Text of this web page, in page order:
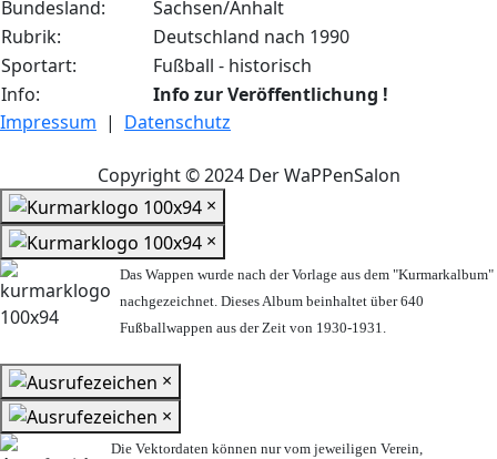
Bundesland:
Sachsen/Anhalt
Rubrik:
Deutschland nach 1990
Sportart:
Fußball - historisch
Info:
Info zur Veröffentlichung !
Impressum | Datenschutz
Copyright © 2024 Der WaPPenSalon
×
×
Das Wappen wurde nach der Vorlage aus dem "Kurmarkalbum"
nachgezeichnet. Dieses Album beinhaltet über 640
Fußballwappen aus der Zeit von 1930-1931.
×
×
Die Vektordaten können nur vom jeweiligen Verein,